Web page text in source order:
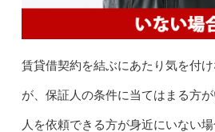
賃貸借契約を結ぶにあたり気を付
が、保証人の条件に当てはまる方
人を依頼できる方が身近にいない場